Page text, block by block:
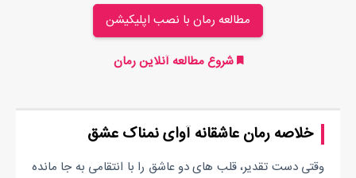
مطالعه رمان با نصب اپلیکیشن
شروع مطالعه آنلاین رمان
خلاصه رمان عاشقانه آوای نمناک عشق
وقتی دست تقدیر، قلب های دو عاشق را با انتقامی به جا مانده